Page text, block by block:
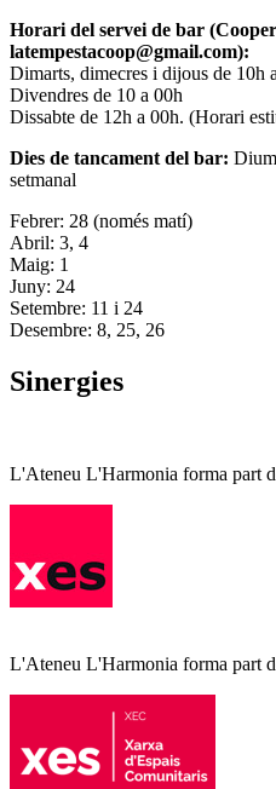
Horari del servei de bar
latempestacoop@gmail.com):
Dimarts, dimecres i dijous de 10h
Divendres de 10 a 00h
Dissabte de 12h a 00h. (Horari
Dies de tancament del bar:
setmanal
Febrer: 28 (només matí)
Abril: 3, 4
Maig: 1
Juny: 24
Setembre: 11 i 24
Desembre: 8, 25, 26
Sinergies
L'Ateneu L'Harmonia forma part
L'Ateneu L'Harmonia forma part